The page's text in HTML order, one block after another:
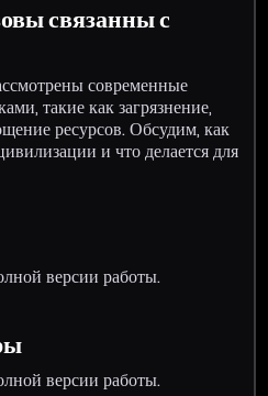
связанны с
современные
такие как загрязнение,
ресурсов. Обсудим, как
и что делается для
версии работы.
версии работы.